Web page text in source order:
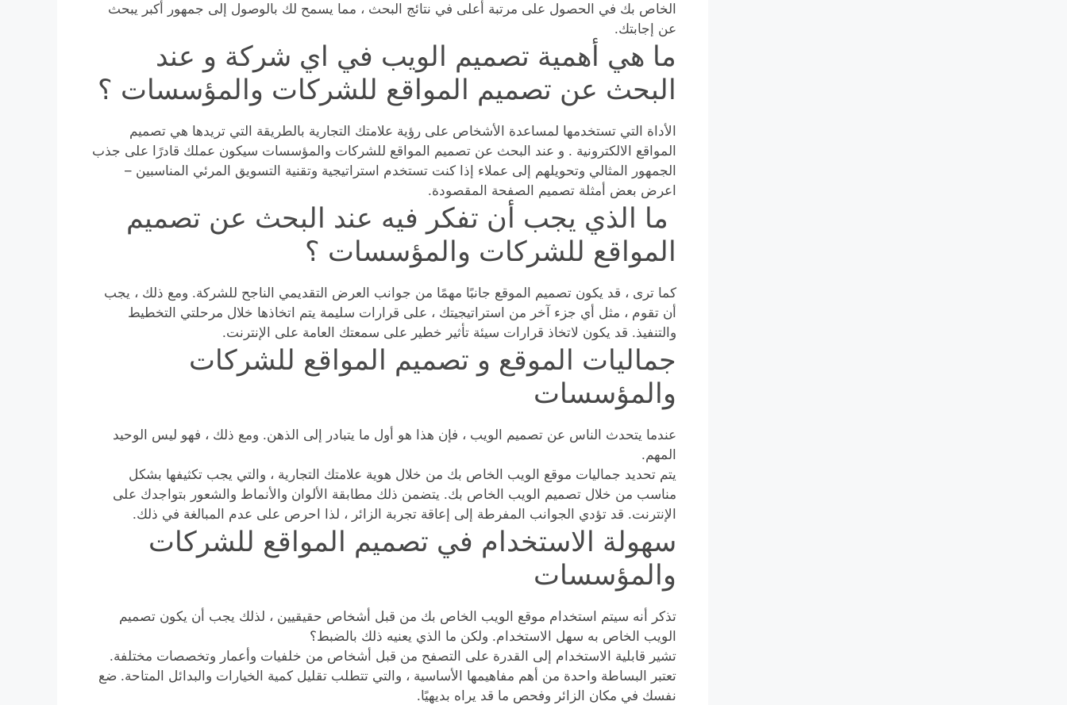
الخاص بك في الحصول على مرتبة أعلى في نتائج البحث ، مما يسمح لك بالوصول إلى جمهور أكبر يبحث
عن إجابتك.
ما هي أهمية تصميم الويب في اي شركة و عند
البحث عن تصميم المواقع للشركات والمؤسسات ؟
الأداة التي تستخدمها لمساعدة الأشخاص على رؤية علامتك التجارية بالطريقة التي تريدها هي تصميم
المواقع الالكترونية . و عند البحث عن تصميم المواقع للشركات والمؤسسات سيكون عملك قادرًا على جذب
الجمهور المثالي وتحويلهم إلى عملاء إذا كنت تستخدم استراتيجية وتقنية التسويق المرئي المناسبين –
اعرض بعض أمثلة تصميم الصفحة المقصودة.
ما الذي يجب أن تفكر فيه عند البحث عن تصميم
المواقع للشركات والمؤسسات ؟
كما ترى ، قد يكون تصميم الموقع جانبًا مهمًا من جوانب العرض التقديمي الناجح للشركة. ومع ذلك ، يجب
أن تقوم ، مثل أي جزء آخر من استراتيجيتك ، على قرارات سليمة يتم اتخاذها خلال مرحلتي التخطيط
والتنفيذ. قد يكون لاتخاذ قرارات سيئة تأثير خطير على سمعتك العامة على الإنترنت.
جماليات الموقع و تصميم المواقع للشركات
والمؤسسات
عندما يتحدث الناس عن تصميم الويب ، فإن هذا هو أول ما يتبادر إلى الذهن. ومع ذلك ، فهو ليس الوحيد
المهم.
يتم تحديد جماليات موقع الويب الخاص بك من خلال هوية علامتك التجارية ، والتي يجب تكثيفها بشكل
مناسب من خلال تصميم الويب الخاص بك. يتضمن ذلك مطابقة الألوان والأنماط والشعور بتواجدك على
الإنترنت. قد تؤدي الجوانب المفرطة إلى إعاقة تجربة الزائر ، لذا احرص على عدم المبالغة في ذلك.
سهولة الاستخدام في تصميم المواقع للشركات
والمؤسسات
تذكر أنه سيتم استخدام موقع الويب الخاص بك من قبل أشخاص حقيقيين ، لذلك يجب أن يكون تصميم
الويب الخاص به سهل الاستخدام. ولكن ما الذي يعنيه ذلك بالضبط؟
تشير قابلية الاستخدام إلى القدرة على التصفح من قبل أشخاص من خلفيات وأعمار وتخصصات مختلفة.
تعتبر البساطة واحدة من أهم مفاهيمها الأساسية ، والتي تتطلب تقليل كمية الخيارات والبدائل المتاحة. ضع
نفسك في مكان الزائر وفحص ما قد يراه بديهيًا.